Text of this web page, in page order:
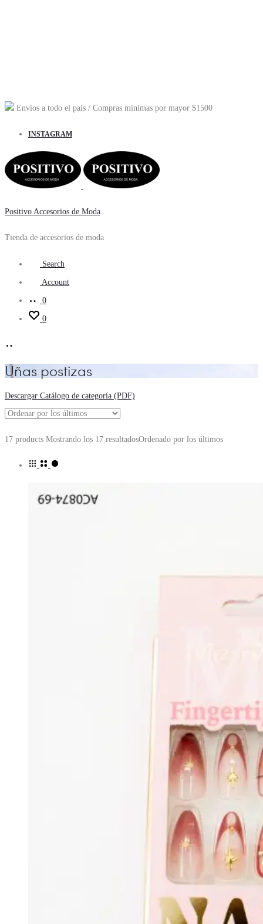
Envíos a todo el país / Compras mínimas por mayor $1500
INSTAGRAM
Positivo Accesorios de Moda
Tienda de accesorios de moda
Search
Account
0
0
Uñas postizas
Descargar Catálogo de categoría (PDF)
17 products Mostrando los 17 resultadosOrdenado por los últimos